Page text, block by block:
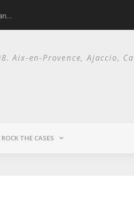
Aix-en-Provence, Ajaccio,
ROCK THE CASES